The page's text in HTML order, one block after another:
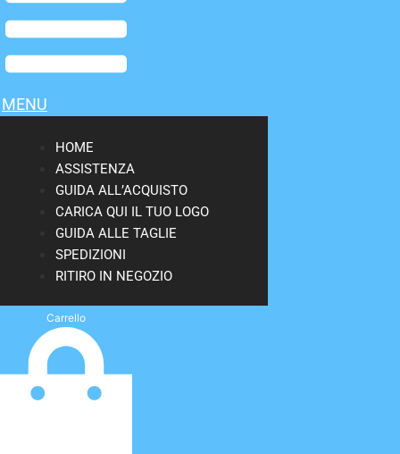
MENU
HOME
ASSISTENZA
GUIDA ALL’ACQUISTO
CARICA QUI IL TUO LOGO
GUIDA ALLE TAGLIE
SPEDIZIONI
RITIRO IN NEGOZIO
Carrello